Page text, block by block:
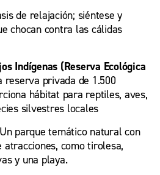
de relajación; siéntese y
chocan contra las cálidas
Indígenas (Reserva Ecológica
reserva privada de 1.500
hábitat para reptiles, aves,
silvestres locales
parque temático natural con
atracciones, como tirolesa,
y una playa.